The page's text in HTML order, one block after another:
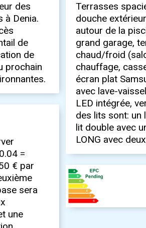
des
à Denia.
de
de
prochain
Terrasses
douche
autour de la
grand garage,
chaud/froid
chauffage,
écran plat
avec lave-
LED intégrée,
des lits sont: un
lit double avec
LONG avec
=
€ par
sera
une